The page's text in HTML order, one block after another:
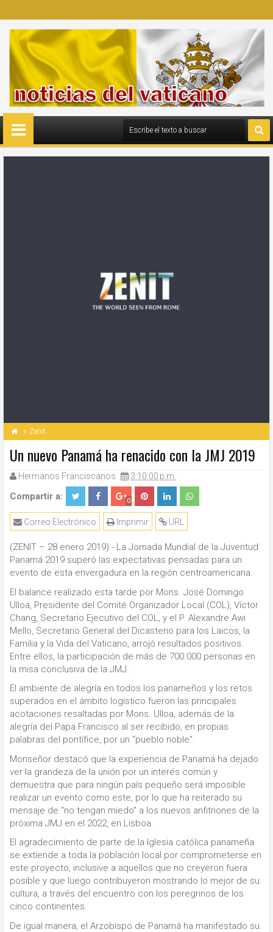
Zenit
Un nuevo Panamá ha renacido con la JMJ 2019
Hermanos Franciscanos 3:10:00 p.m.
Compartir a: 0
URL
Imprimir
Correo Electrónico
(ZENIT – 28 enero 2019).- La Jornada Mundial de la Juventud
Panamá 2019 superó las expectativas pensadas para un
evento de esta envergadura en la región centroamericana.
El balance realizado esta tarde por Mons. José Domingo
Ulloa, Presidente del Comité Organizador Local (COL), Víctor
Chang, Secretario Ejecutivo del COL, y el P. Alexandre Awi
Mello, Secretario General del Dicasterio para los Laicos, la
Familia y la Vida del Vaticano, arrojó resultados positivos.
Entre ellos, la participación de más de 700.000 personas en
la misa conclusiva de la JMJ.
El ambiente de alegría en todos los panameños y los retos
superados en el ámbito logístico fueron las principales
acotaciones resaltadas por Mons. Ulloa, además de la
alegría del Papa Francisco al ser recibido, en propias
palabras del pontífice, por un “pueblo noble”.
Monseñor destacó que la experiencia de Panamá ha dejado
ver la grandeza de la unión por un interés común y
demuestra que para ningún país pequeño será imposible
realizar un evento como este, por lo que ha reiterado su
mensaje de “no tengan miedo” a los nuevos anfitriones de la
próxima JMJ en el 2022, en Lisboa.
El agradecimiento de parte de la Iglesia católica panameña
se extiende a toda la población local por comprometerse en
este proyecto, inclusive a aquellos que no creyeron fuera
posible y que luego contribuyeron mostrando lo mejor de su
cultura, a través del encuentro con los peregrinos de los
cinco continentes.
De igual manera, el Arzobispo de Panamá ha manifestado su